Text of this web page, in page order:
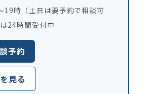
19時（土日は要予約で相談可
24時間受付中
予約
見る